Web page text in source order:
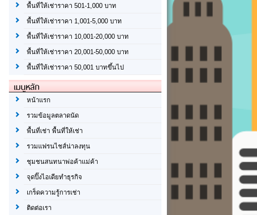
พื้นที่ให้เช่าราคา 501-1,000 บาท
พื้นที่ให้เช่าราคา 1,001-5,000 บาท
พื้นที่ให้เช่าราคา 10,001-20,000 บาท
พื้นที่ให้เช่าราคา 20,001-50,000 บาท
พื้นที่ให้เช่าราคา 50,001 บาทขึ้นไป
เมนูหลัก
หน้าแรก
รวมข้อมูลตลาดนัด
พื้นที่เช่า พื้นที่ให้เช่า
รวมแฟรนไชส์น่าลงทุน
ชุมชนสนทนาพ่อค้าแม่ค้า
จุดปิ๊งไอเดียทำธุรกิจ
เกร็ดความรู้การเช่า
ติดต่อเรา